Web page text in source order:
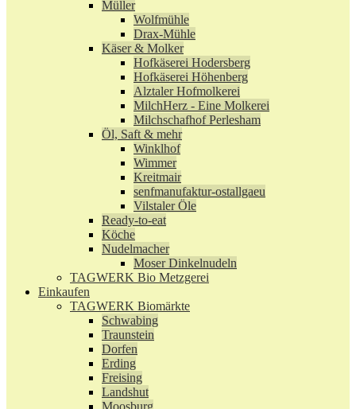
Müller
Wolfmühle
Drax-Mühle
Käser & Molker
Hofkäserei Hodersberg
Hofkäserei Höhenberg
Alztaler Hofmolkerei
MilchHerz - Eine Molkerei
Milchschafhof Perlesham
Öl, Saft & mehr
Winklhof
Wimmer
Kreitmair
senfmanufaktur-ostallgaeu
Vilstaler Öle
Ready-to-eat
Köche
Nudelmacher
Moser Dinkelnudeln
TAGWERK Bio Metzgerei
Einkaufen
TAGWERK Biomärkte
Schwabing
Traunstein
Dorfen
Erding
Freising
Landshut
Moosburg